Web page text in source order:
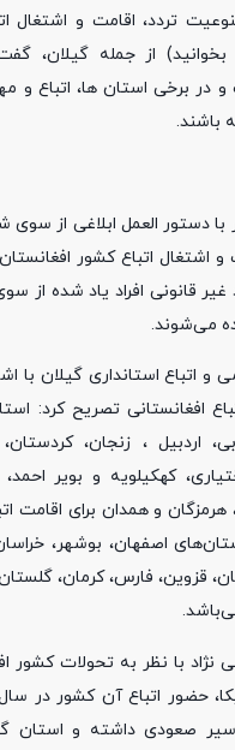
از جمله گیلان،
برخی استان ها، اتباع و
باشند.
دستور العمل ابلاغی از سوی
و اشتغال اتباع کشور
قانونی افراد یاد شده از
می‌شوند.
و اتباع استانداری گیلان با
افغانستانی تصریح کرد:
اردبیل ، زنجان، کردستان،
کهکیلویه و بویر احمد،
و همدان برای اقامت
اصفهان، بوشهر،
قزوین، فارس، کرمان،
نژاد با نظر به تحولات کشور
صعودی داشته و استان